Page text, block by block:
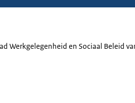
Werkgelegenheid en Sociaal Beleid